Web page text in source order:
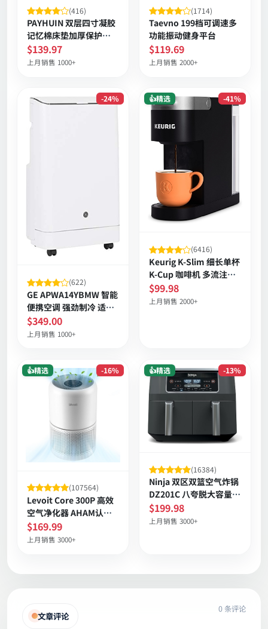
(416)
PAYHUIN 双层四寸凝胶
记忆棉床垫加厚保护垫
深度包角防滑护脊透气
$139.97
上月销售 1000+
(1714)
Taevno 199档可调速多
功能振动健身平台
$119.69
上月销售 2000+
-24%
(622)
GE APWA14YBMW 智能
便携空调 强劲制冷 适用
中等房间 自动蒸发 WiFi
遥控 抗尘滤网
$349.00
上月销售 1000+
-41%
👍精选
(6416)
Keurig K-Slim 细长单杯
K-Cup 咖啡机 多流注水
三档杯量 快速加热 节能
自动关 黑色
$99.98
上月销售 2000+
-16%
👍精选
(107564)
Levoit Core 300P 高效
空气净化器 AHAM认证
CADR强力 低噪睡眠适用
大空间
$169.99
上月销售 3000+
-13%
👍精选
(16384)
Ninja 双区双篮空气炸锅
DZ201C 八夸脱大容量
智能同步烹饪
$199.98
上月销售 3000+
文章评论
0 条评论